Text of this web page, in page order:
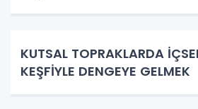
KUTSAL TOPRAKLARDA
KEŞFİYLE DENGEYE GELMEK